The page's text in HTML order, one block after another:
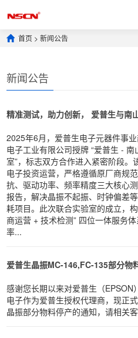
首页 >新闻公告
新闻公告
精准测试，助力创新， 爱普生与南山电子携手共建晶
2025年6月，爱普生电子元器件事
电子工业有限公司授牌 “爱普生 -
室”，标志双方合作进入紧密阶段
电子投资运营，严格遵循原厂商规
抗、驱动功率、频率精度三大核心
报告，解决晶振不起振、时钟偏差
耗项目。此次联合实验室的成立，
商运营 + 技术检测” 四位一体服务
率...
爱普生晶振MC-146,FC-135部分物
感谢您长期以来对爱普生（EPSON
电子作为爱普生授权代理商，现正
晶振部分物料停产的通知，请相关